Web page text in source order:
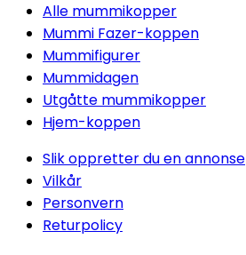
Alle mummikopper
Mummi Fazer-koppen
Mummifigurer
Mummidagen
Utgåtte mummikopper
Hjem-koppen
Slik oppretter du en annonse
Vilkår
Personvern
Returpolicy